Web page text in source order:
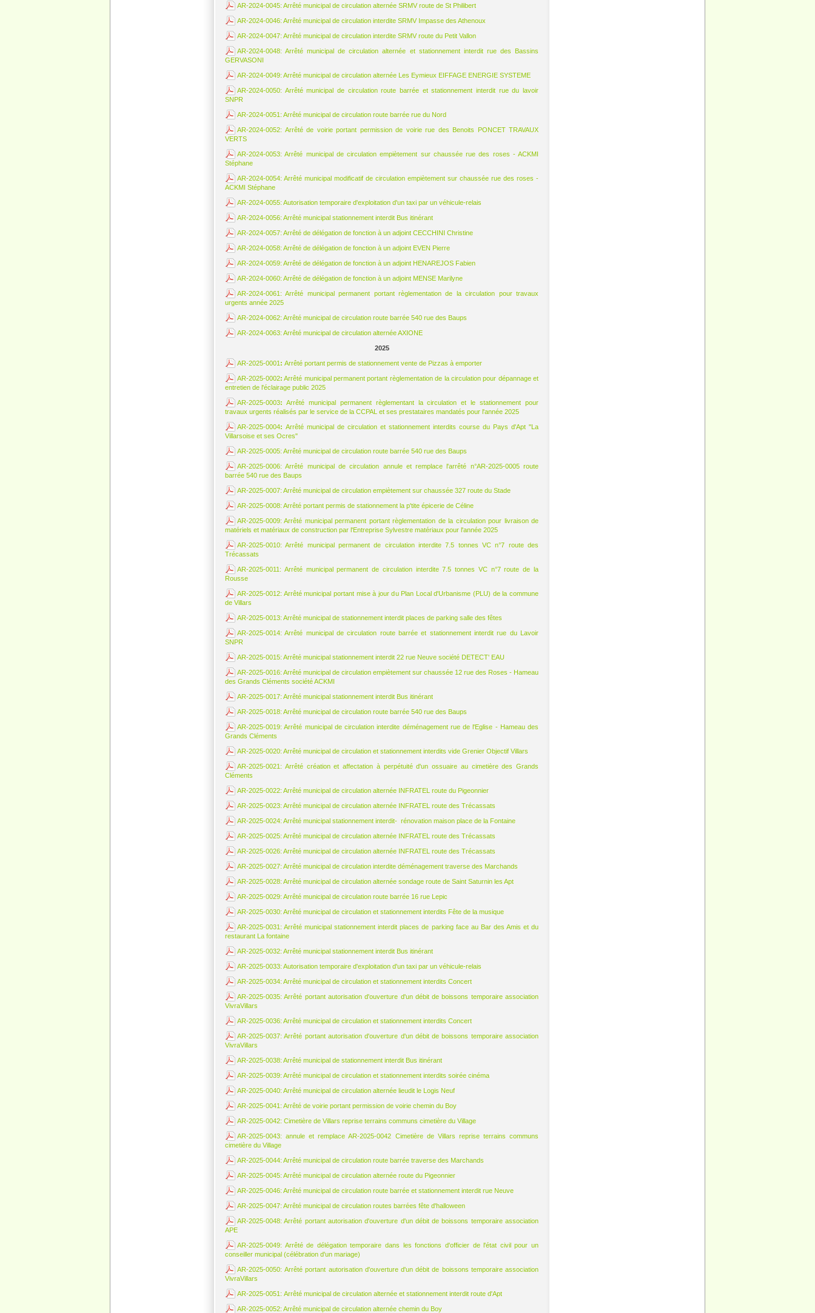
AR-2024-0045: Arrêté municipal de circulation alternée SRMV route de St Philibert
AR-2024-0046: Arrêté municipal de circulation interdite SRMV Impasse des Athenoux
AR-2024-0047: Arrêté municipal de circulation interdite SRMV route du Petit Vallon
AR-2024-0048: Arrêté municipal de circulation alternée et stationnement interdit rue des Bassins
GERVASONI
AR-2024-0049: Arrêté municipal de circulation alternée Les Eymieux EIFFAGE ENERGIE SYSTEME
AR-2024-0050: Arrêté municipal de circulation route barrée et stationnement interdit rue du lavoir
SNPR
AR-2024-0051: Arrêté municipal de circulation route barrée rue du Nord
AR-2024-0052: Arrêté de voirie portant permission de voirie rue des Benoits PONCET TRAVAUX
VERTS
AR-2024-0053: Arrêté municipal de circulation empiètement sur chaussée rue des roses - ACKMI
Stéphane
AR-2024-0054: Arrêté municipal modificatif de circulation empiètement sur chaussée rue des roses -
ACKMI Stéphane
AR-2024-0055: Autorisation temporaire d'exploitation d'un taxi par un véhicule-relais
AR-2024-0056: Arrêté municipal stationnement interdit Bus itinérant
AR-2024-0057: Arrêté de délégation de fonction à un adjoint CECCHINI Christine
AR-2024-0058: Arrêté de délégation de fonction à un adjoint EVEN Pierre
AR-2024-0059: Arrêté de délégation de fonction à un adjoint HENAREJOS Fabien
AR-2024-0060: Arrêté de délégation de fonction à un adjoint MENSE Marilyne
AR-2024-0061: Arrêté municipal permanent portant règlementation de la circulation pour travaux
urgents année 2025
AR-2024-0062: Arrêté municipal de circulation route barrée 540 rue des Baups
AR-2024-0063: Arrêté municipal de circulation alternée AXIONE
2025
AR-2025-0001 : Arrêté portant permis de stationnement vente de Pizzas à emporter
AR-2025-0002: Arrêté municipal permanent portant règlementation de la circulation pour dépannage et
entretien de l'éclairage public 2025
AR-2025-0003: Arrêté municipal permanent règlementant la circulation et le stationnement pour
travaux urgents réalisés par le service de la CCPAL et ses prestataires mandatés pour l'année 2025
AR-2025-0004: Arrêté municipal de circulation et stationnement interdits course du Pays d'Apt "La
Villarsoise et ses Ocres"
AR-2025-0005: Arrêté municipal de circulation route barrée 540 rue des Baups
AR-2025-0006: Arrêté municipal de circulation annule et remplace l'arrêté n°AR-2025-0005 route
barrée 540 rue des Baups
AR-2025-0007: Arrêté municipal de circulation empiètement sur chaussée 327 route du Stade
AR-2025-0008: Arrêté portant permis de stationnement la p'tite épicerie de Céline
AR-2025-0009: Arrêté municipal permanent portant règlementation de la circulation pour livraison de
matériels et matériaux de construction par l'Entreprise Sylvestre matériaux pour l'année 2025
AR-2025-0010: Arrêté municipal permanent de circulation interdite 7.5 tonnes VC n°7 route des
Trécassats
AR-2025-0011: Arrêté municipal permanent de circulation interdite 7.5 tonnes VC n°7 route de la
Rousse
AR-2025-0012: Arrêté municipal portant mise à jour du Plan Local d'Urbanisme (PLU) de la commune
de Villars
AR-2025-0013: Arrêté municipal de stationnement interdit places de parking salle des fêtes
AR-2025-0014: Arrêté municipal de circulation route barrée et stationnement interdit rue du Lavoir
SNPR
AR-2025-0015: Arrêté municipal stationnement interdit 22 rue Neuve société DETECT' EAU
AR-2025-0016: Arrêté municipal de circulation empiètement sur chaussée 12 rue des Roses - Hameau
des Grands Cléments société ACKMI
AR-2025-0017: Arrêté municipal stationnement interdit Bus itinérant
AR-2025-0018: Arrêté municipal de circulation route barrée 540 rue des Baups
AR-2025-0019: Arrêté municipal de circulation interdite déménagement rue de l'Eglise - Hameau des
Grands Cléments
AR-2025-0020: Arrêté municipal de circulation et stationnement interdits vide Grenier Objectif Villars
AR-2025-0021: Arrêté création et affectation à perpétuité d'un ossuaire au cimetière des Grands
Cléments
AR-2025-0022: Arrêté municipal de circulation alternée INFRATEL route du Pigeonnier
AR-2025-0023: Arrêté municipal de circulation alternée INFRATEL route des Trécassats
AR-2025-0024: Arrêté municipal stationnement interdit- rénovation maison place de la Fontaine
AR-2025-0025: Arrêté municipal de circulation alternée INFRATEL route des Trécassats
AR-2025-0026: Arrêté municipal de circulation alternée INFRATEL route des Trécassats
AR-2025-0027: Arrêté municipal de circulation interdite déménagement traverse des Marchands
AR-2025-0028: Arrêté municipal de circulation alternée sondage route de Saint Saturnin les Apt
AR-2025-0029: Arrêté municipal de circulation route barrée 16 rue Lepic
AR-2025-0030: Arrêté municipal de circulation et stationnement interdits Fête de la musique
AR-2025-0031: Arrêté municipal stationnement interdit places de parking face au Bar des Amis et du
restaurant La fontaine
AR-2025-0032: Arrêté municipal stationnement interdit Bus itinérant
AR-2025-0033: Autorisation temporaire d'exploitation d'un taxi par un véhicule-relais
AR-2025-0034: Arrêté municipal de circulation et stationnement interdits Concert
AR-2025-0035: Arrêté portant autorisation d'ouverture d'un débit de boissons temporaire association
VivraVillars
AR-2025-0036: Arrêté municipal de circulation et stationnement interdits Concert
AR-2025-0037: Arrêté portant autorisation d'ouverture d'un débit de boissons temporaire association
VivraVillars
AR-2025-0038: Arrêté municipal de stationnement interdit Bus itinérant
AR-2025-0039: Arrêté municipal de circulation et stationnement interdits soirée cinéma
AR-2025-0040: Arrêté municipal de circulation alternée lieudit le Logis Neuf
AR-2025-0041: Arrêté de voirie portant permission de voirie chemin du Boy
AR-2025-0042: Cimetière de Villars reprise terrains communs cimetière du Village
AR-2025-0043: annule et remplace AR-2025-0042 Cimetière de Villars reprise terrains communs
cimetière du Village
AR-2025-0044: Arrêté municipal de circulation route barrée traverse des Marchands
AR-2025-0045: Arrêté municipal de circulation alternée route du Pigeonnier
AR-2025-0046: Arrêté municipal de circulation route barrée et stationnement interdit rue Neuve
AR-2025-0047: Arrêté municipal de circulation routes barrées fête d'halloween
AR-2025-0048: Arrêté portant autorisation d'ouverture d'un débit de boissons temporaire association
APE
AR-2025-0049: Arrêté de délégation temporaire dans les fonctions d'officier de l'état civil pour un
conseiller municipal (célébration d'un mariage)
AR-2025-0050: Arrêté portant autorisation d'ouverture d'un débit de boissons temporaire association
VivraVillars
AR-2025-0051: Arrêté municipal de circulation alternée et stationnement interdit route d'Apt
AR-2025-0052: Arrêté municipal de circulation alternée chemin du Boy